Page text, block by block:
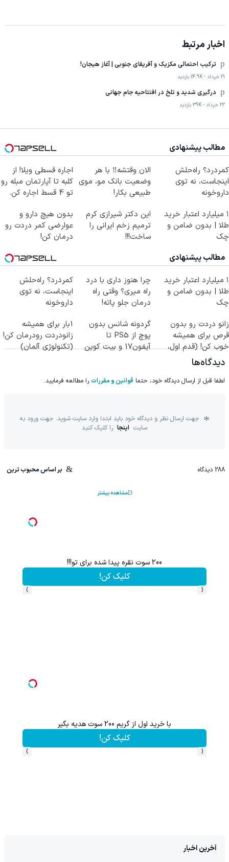
اخبار مرتبط
ترکیب احتمالی مکزیک و آفریقای جنوبی | آغاز هیجان!
21 خرداد -
14.9K بازدید
درگیری شدید و تلخ در افتتاحیه جام جهانی
22 خرداد -
39K بازدید
مطالب پیشنهادی
کمردرد؟ راه‌حلش
اینجاست، نه توی
داروخونه
الان وقتشه‼️ با هر
وضعیت بانک مو، موی
طبیعی بکار!
اجاره‌ قسطی ویلا! از
کلبه تا آپارتمان مبله رو
تو 4 قسط اجاره کن.
۱ میلیارد اعتبار خرید
طلا | بدون ضامن و
چک
این دکتر شیرازی کرم
ترمیم زخم ایرانی را
ساخت!!!
بدون هیچ دارو و
عوارضی کمر دردت رو
درمان کن!
مطالب پیشنهادی
۱ میلیارد اعتبار خرید
طلا | بدون ضامن و
چک
چرا هنوز داری با درد
راه میری؟ وقتی راه
درمان جلو پاته!
کمردرد؟ راه‌حلش
اینجاست، نه توی
داروخونه
زانو دردت رو بدون
قرص برای همیشه
خوب کن! (قدم اول،
پرسش‌نامه)
گردونه شانس بدون
پوچ از PS5 تا
آیفون17 و بیت کوین
1بار برای همیشه
زانودردت رودرمان کن!
(تکنولوژی آلمان)
دیدگاه‌ها
لطفا قبل از ارسال دیدگاه خود، حتما قوانین و مقررات را مطالعه فرمایید.
جهت ارسال نظر و دیدگاه خود باید ابتدا وارد سایت شوید. جهت ورود به
سایت اینجا را کلیک کنید
288 دیدگاه بر اساس محبوب ترین
مشاهده بیشتر
هم سرمایه گذاری میکنی هم نقره هدیه میگیری ؛ثبت نام کن
کلیک کن!
‹
›
این هدیه رو از دست نده!! فقط تا پایان این ماه
کلیک کن!
‹
›
آخرین اخبار